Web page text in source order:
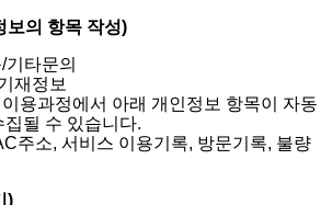
보의 항목 작성)
기타문의
재정보
용과정에서 아래 개인정보 항목이 자동
될 수 있습니다.
주소, 서비스 이용기록, 방문기록, 불량
)